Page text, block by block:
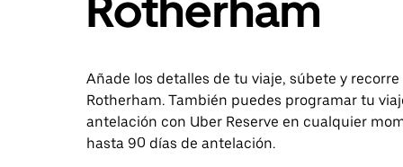
Añade los detalles de tu viaje, súbete y recorre
Rotherham. También puedes programar tu
antelación con Uber Reserve en cualquier
hasta 90 días de antelación.